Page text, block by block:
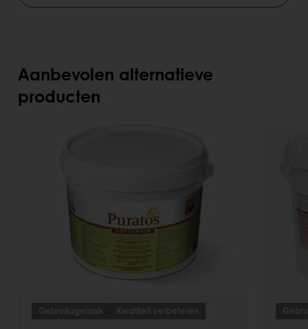
Aanbevolen alternatieve
producten
Gebruiksgemak Kwaliteit verbeteren